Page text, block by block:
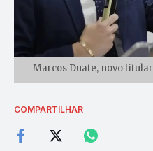
Marcos Duate, novo
COMPARTILHAR